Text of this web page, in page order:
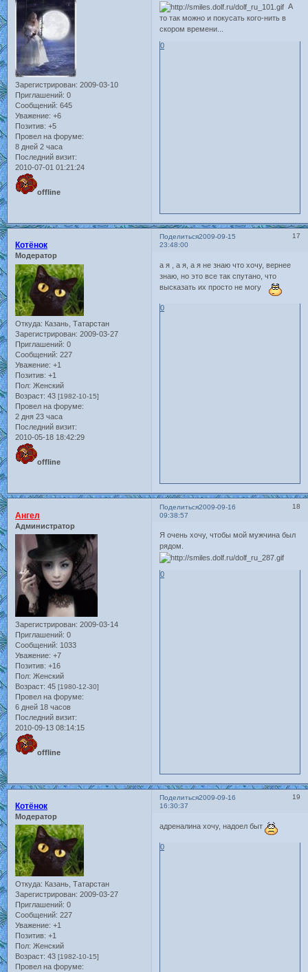
Зарегистрирован: 2009-03-10
Приглашений: 0
Сообщений: 645
Уважение: +6
Позитив: +5
Провел на форуме:
8 дней 2 часа
Последний визит:
2010-07-01 01:21:24
offline
А
то так можно и покусать кого-нить в
скором времени...
0
Поделиться 17
2009-09-15
23:48:00
Котёнок
Модератор
Откуда: Казань, Татарстан
Зарегистрирован: 2009-03-27
Приглашений: 0
Сообщений: 227
Уважение: +1
Позитив: +1
Пол: Женский
Возраст: 43 [1982-10-15]
Провел на форуме:
2 дня 23 часа
Последний визит:
2010-05-18 18:42:29
offline
а я , а я, а я не знаю что хочу, вернее
знаю, но это все так спутано, что
высказать их просто не могу
0
Поделиться 18
2009-09-16
09:38:57
Ангел
Администратор
Зарегистрирован: 2009-03-14
Приглашений: 0
Сообщений: 1033
Уважение: +7
Позитив: +16
Пол: Женский
Возраст: 45 [1980-12-30]
Провел на форуме:
6 дней 18 часов
Последний визит:
2010-09-13 08:14:15
offline
Я очень хочу, чтобы мой мужчина был
рядом.
0
Поделиться 19
2009-09-16
16:30:37
Котёнок
Модератор
Откуда: Казань, Татарстан
Зарегистрирован: 2009-03-27
Приглашений: 0
Сообщений: 227
Уважение: +1
Позитив: +1
Пол: Женский
Возраст: 43 [1982-10-15]
Провел на форуме:
адреналина хочу, надоел быт
0